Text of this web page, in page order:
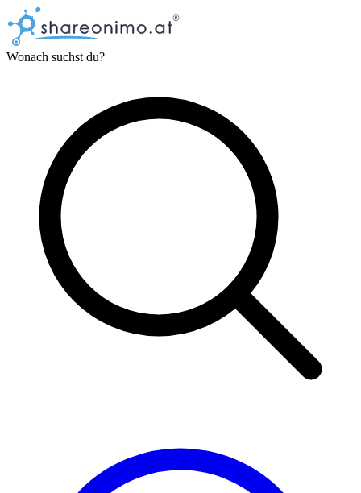
Wonach suchst du?